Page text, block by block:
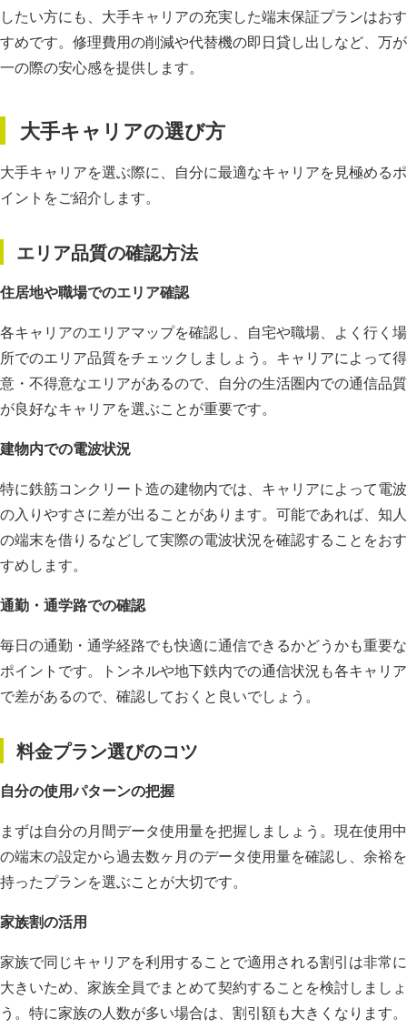
したい方にも、大手キャリアの充実した端末保証プランはおす
すめです。修理費用の削減や代替機の即日貸し出しなど、万が
一の際の安心感を提供します。
大手キャリアの選び方
大手キャリアを選ぶ際に、自分に最適なキャリアを見極めるポ
イントをご紹介します。
エリア品質の確認方法
住居地や職場でのエリア確認
各キャリアのエリアマップを確認し、自宅や職場、よく行く場
所でのエリア品質をチェックしましょう。キャリアによって得
意・不得意なエリアがあるので、自分の生活圏内での通信品質
が良好なキャリアを選ぶことが重要です。
建物内での電波状況
特に鉄筋コンクリート造の建物内では、キャリアによって電波
の入りやすさに差が出ることがあります。可能であれば、知人
の端末を借りるなどして実際の電波状況を確認することをおす
すめします。
通勤・通学路での確認
毎日の通勤・通学経路でも快適に通信できるかどうかも重要な
ポイントです。トンネルや地下鉄内での通信状況も各キャリア
で差があるので、確認しておくと良いでしょう。
料金プラン選びのコツ
自分の使用パターンの把握
まずは自分の月間データ使用量を把握しましょう。現在使用中
の端末の設定から過去数ヶ月のデータ使用量を確認し、余裕を
持ったプランを選ぶことが大切です。
家族割の活用
家族で同じキャリアを利用することで適用される割引は非常に
大きいため、家族全員でまとめて契約することを検討しましょ
う。特に家族の人数が多い場合は、割引額も大きくなります。